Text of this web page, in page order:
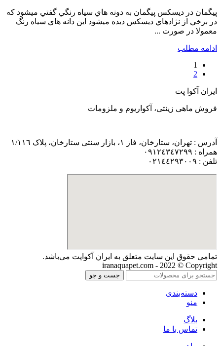
پيگمان در ديسكس پيگمان به دونه هاي سياه رنگي گفتي ميشود كه
در برخي از نژادهاي ديسكس ديده ميشود اين دانه هاي سياه رنگ
معمولا در صورت ...
ادامه مطلب
1
2
ایران آکوا پت
فروش ماهی زینتی، آکواریوم و ملزومات
آدرس : تهران، ستارخان، فاز ١، بازار سنتی ستارخان، پلاک ١/١١٦
همراه : ٠٩١٢٤٣٤٧٢٩٩
تلفن : ٠٢١٤٤٢٩٣٠٠٩
تمامی حقوق اين سايت متعلق به ایران آکواپت می‌باشد.
iranaquapet.com - 2022 © Copyright
جست و جو
دسته‌بندی
منو
بلاگ
تماس با ما